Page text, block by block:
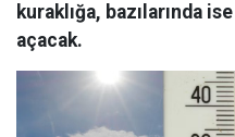
kuraklığa, bazılarında
açacak.